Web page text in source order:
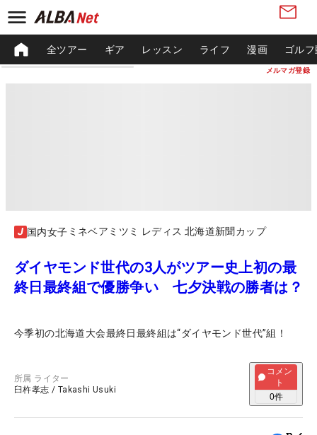
メルマガ登録
全ツアー ギア レッスン ライフ 漫画 ゴル
国内女子 ミネベアミツミ レディス 北海道新聞カップ
ダイヤモンド世代の3人がツアー史上初の最
終日最終組で優勝争い 七夕決戦の勝者は？
今季初の北海道大会最終日最終組は“ダイヤモンド世代”組！
所属 ライター
臼杵孝志 / Takashi Usuki
コメン
ト
0件